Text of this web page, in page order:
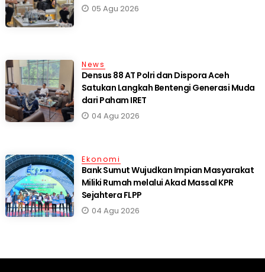
05 Agu 2026
News
Densus 88 AT Polri dan Dispora Aceh
Satukan Langkah Bentengi Generasi Muda
dari Paham IRET
04 Agu 2026
Ekonomi
Bank Sumut Wujudkan Impian Masyarakat
Miliki Rumah melalui Akad Massal KPR
Sejahtera FLPP
04 Agu 2026